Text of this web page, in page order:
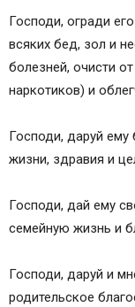
Господи, огради
всяких бед, зол и
болезней, очисти
наркотиков) и
Господи, даруй ему
жизни, здравия и
Господи, дай ему
семейную жизнь и
Господи, даруй и
родительское